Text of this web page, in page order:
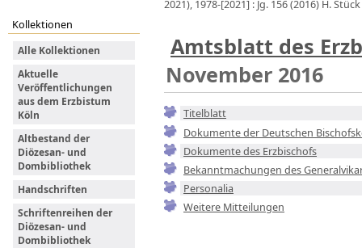
Kollektionen
Alle Kollektionen
Aktuelle
Veröffentlichungen
aus dem Erzbistum
Köln
Altbestand der
Diözesan- und
Dombibliothek
Handschriften
Schriftenreihen der
Diözesan- und
Dombibliothek
2021), 1978-[2021] : Jg. 156 (2016) H.
Amtsblatt des
November 2016
Titelblatt
Dokumente der Deutschen
Dokumente des Erzbischofs
Bekanntmachungen des
Personalia
Weitere Mitteilungen